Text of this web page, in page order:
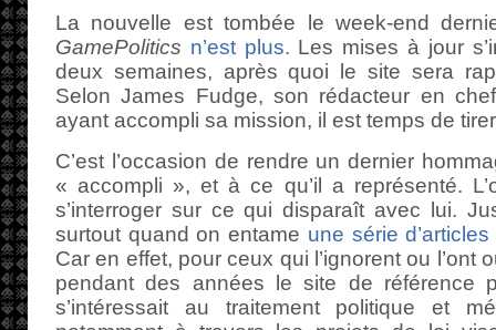
La nouvelle est tombée le week-end
GamePolitics n’est plus. Les mises à jour
deux semaines, après quoi le site sera
Selon James Fudge, son rédacteur en
ayant accompli sa mission, il est temps de
C’est l’occasion de rendre un dernier
« accompli », et à ce qu’il a représenté.
s’interroger sur ce qui disparaît avec lui.
surtout quand on entame une série d’articles
Car en effet, pour ceux qui l’ignorent ou l’ont
pendant des années le site de référence
s’intéressait au traitement politique et